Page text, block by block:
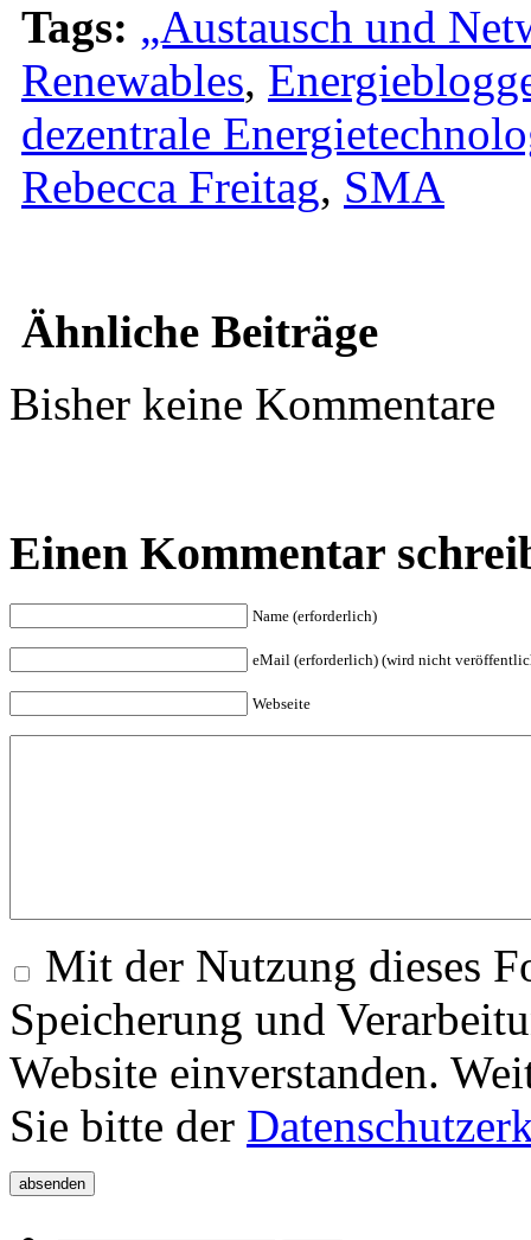
Tags: „Austausch und
Renewables,
dezentrale
Rebecca Freitag, SMA
Ähnliche Beiträge
Bisher keine Kommentare
Einen Kommentar
Name (erforderlich)
eMail (erforderlich) (wird nicht
Webseite
Mit der Nutzung dieses
Speicherung und
Website einverstanden.
Sie bitte der